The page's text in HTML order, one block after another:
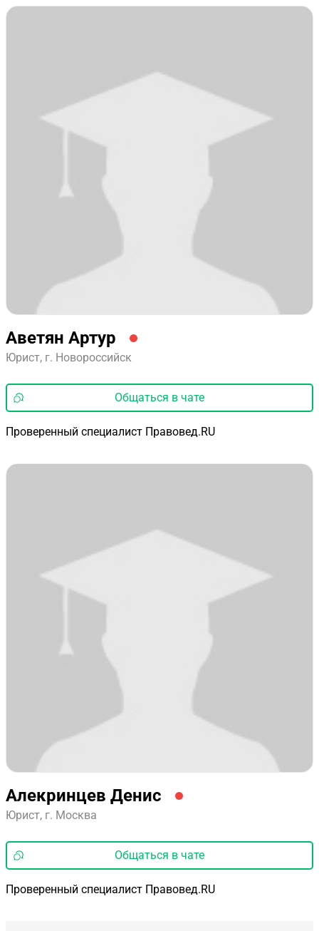
Аветян Артур
Юрист, г. Новороссийск
Общаться в чате
Проверенный специалист Правовед.RU
Алекринцев Денис
Юрист, г. Москва
Общаться в чате
Проверенный специалист Правовед.RU